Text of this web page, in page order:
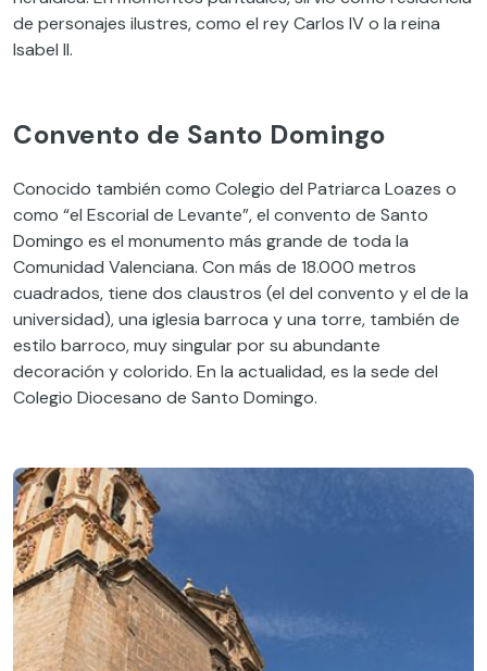
de personajes ilustres, como el rey Carlos IV o la reina
Isabel II.
Convento de Santo Domingo
Conocido también como Colegio del Patriarca Loazes o
como “el Escorial de Levante”, el convento de Santo
Domingo es el monumento más grande de toda la
Comunidad Valenciana. Con más de 18.000 metros
cuadrados, tiene dos claustros (el del convento y el de la
universidad), una iglesia barroca y una torre, también de
estilo barroco, muy singular por su abundante
decoración y colorido. En la actualidad, es la sede del
Colegio Diocesano de Santo Domingo.